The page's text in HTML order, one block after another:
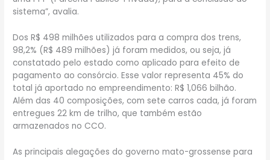
sistema”, avalia.
Dos R$ 498 milhões utilizados para a compra dos trens,
98,2% (R$ 489 milhões) já foram medidos, ou seja, já
constatado pelo estado como aplicado para efeito de
pagamento ao consórcio. Esse valor representa 45% do
total já aportado no empreendimento: R$ 1,066 bilhão.
Além das 40 composições, com sete carros cada, já foram
entregues 22 km de trilho, que também estão
armazenados no CCO.
As principais alegações do governo mato-grossense para